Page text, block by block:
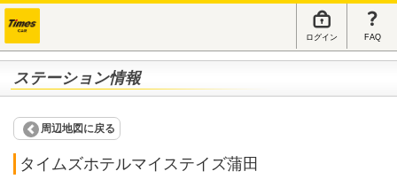
ログイン FAQ
ステーション情報
周辺地図に戻る
タイムズホテルマイステイズ蒲田